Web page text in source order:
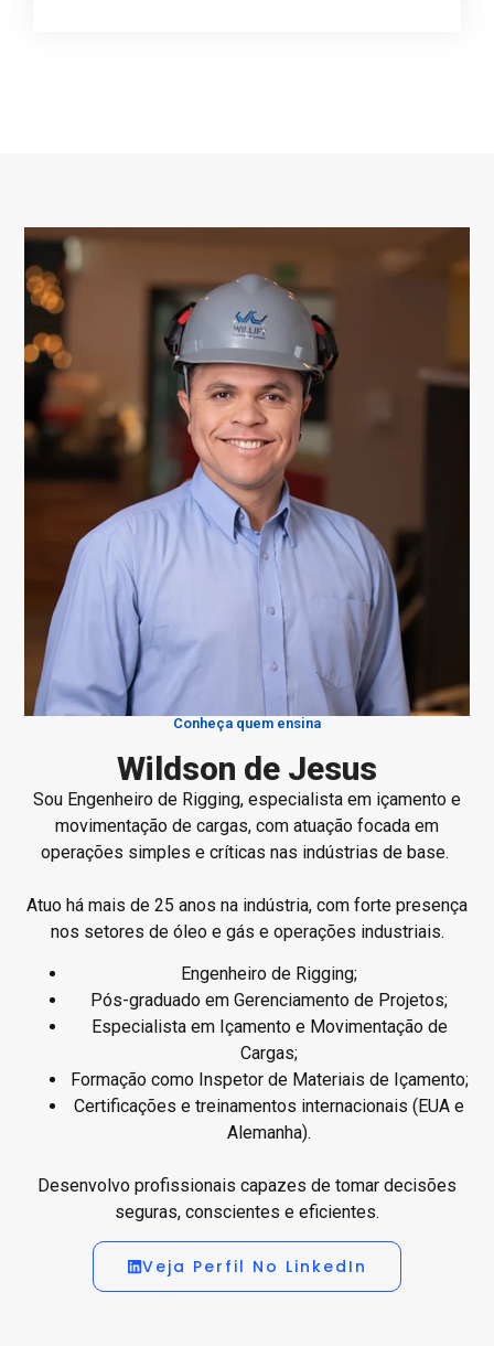
Conheça quem ensina
Wildson de Jesus
Sou Engenheiro de Rigging, especialista em içamento e
movimentação de cargas, com atuação focada em
operações simples e críticas nas indústrias de base.
Atuo há mais de 25 anos na indústria, com forte presença
nos setores de óleo e gás e operações industriais.
Engenheiro de Rigging;
Pós-graduado em Gerenciamento de Projetos;
Especialista em Içamento e Movimentação de
Cargas;
Formação como Inspetor de Materiais de Içamento;
Certificações e treinamentos internacionais (EUA e
Alemanha).
Desenvolvo profissionais capazes de tomar decisões
seguras, conscientes e eficientes.
Veja Perfil No LinkedIn